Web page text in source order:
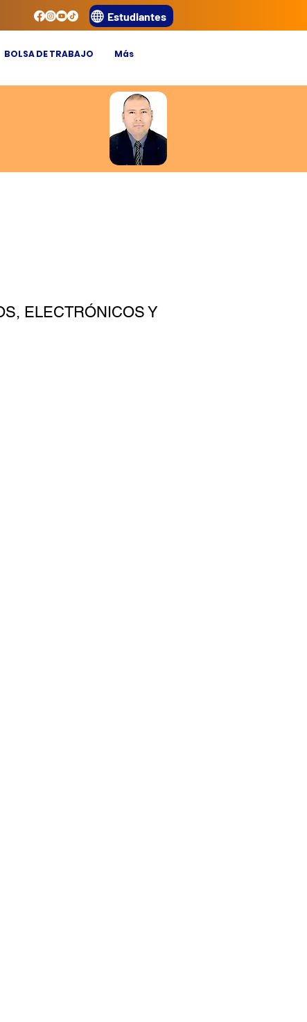
Estudiantes
BOLSA DE TRABAJO Más
ELECTRÓNICOS Y